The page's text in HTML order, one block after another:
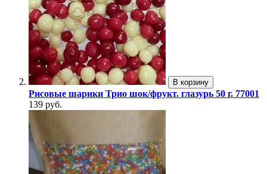
В корзину
Рисовые шарики Трио шок/фрукт. глазурь 50 г. 77001
139 руб.